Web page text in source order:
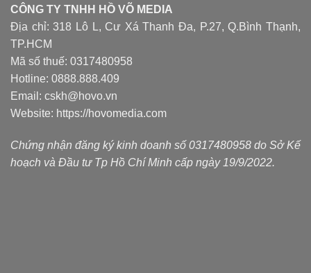
CÔNG TY TNHH HỒ VÕ MEDIA
Địa chỉ: 318 Lô L, Cư Xá Thanh Đa, P.27, Q.Bình Thạnh,
TP.HCM
Mã số thuế: 0317480958
Hotline: 0888.888.409
Email: cskh@hovo.vn
Website: https://hovomedia.com
Chứng nhận đăng ký kinh doanh số 0317480958 do Sở Kế
hoạch và Đầu tư Tp Hồ Chí Minh cấp ngày 19/9/2022.